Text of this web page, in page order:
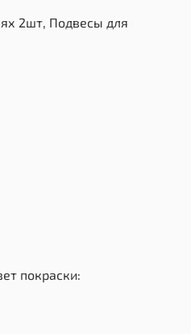
2шт, Подвесы для
покраски: